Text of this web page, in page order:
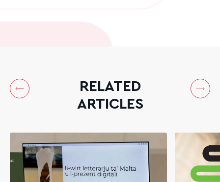
RELATED
ARTICLES